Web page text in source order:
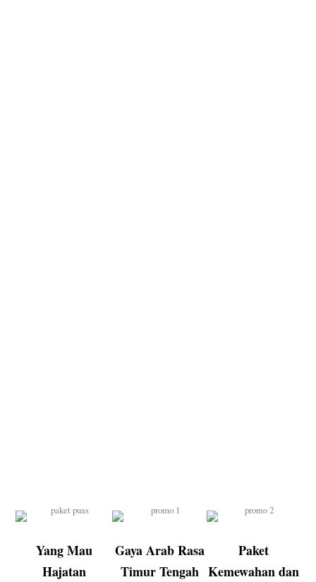
Yang Mau
Hajatan
Gaya Arab Rasa
Timur Tengah
Paket
Kemewahan dan